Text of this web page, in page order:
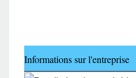
Informations sur l'entreprise